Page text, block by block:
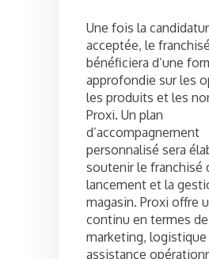
Une fois la
acceptée, le franchisé
bénéficiera d’une
approfondie sur les
les produits et les
Proxi. Un plan
d’accompagnement
personnalisé sera
soutenir le franchisé
lancement et la
magasin. Proxi offre
continu en termes de
marketing,
assistance